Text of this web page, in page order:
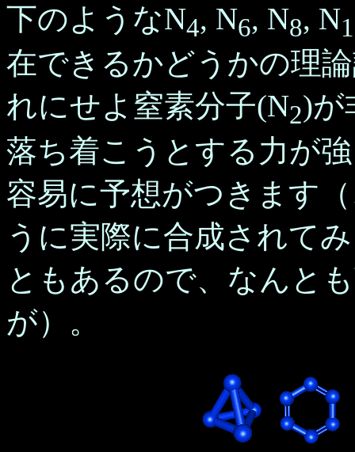
下のようなN4, N6, N8, N
在できるかどうかの理
れにせよ窒素分子(N2)が
落ち着こうとする力が
容易に予想がつきます
うに実際に合成されて
ともあるので、なんと
が）。